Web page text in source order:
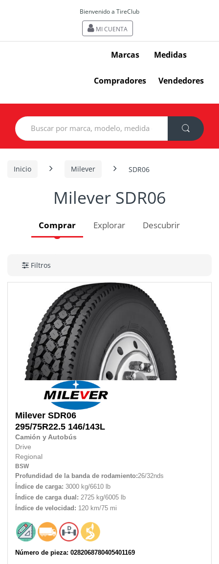
Bienvenido a TireClub
MI CUENTA
Marcas Medidas
Compradores Vendedores
Search
for:
Inicio Milever SDR06
Milever SDR06
Comprar Explorar Descubrir
Filtros
Milever SDR06
295/75R22.5 146/143L
Camión y Autobús
Drive
Regional
BSW
Profundidad de la banda de rodamiento:26/32nds
Índice de carga: 3000 kg/6610 lb
Índice de carga dual: 2725 kg/6005 lb
Índice de velocidad: 120 km/75 mi
Número de pieza: 0282068780405401169